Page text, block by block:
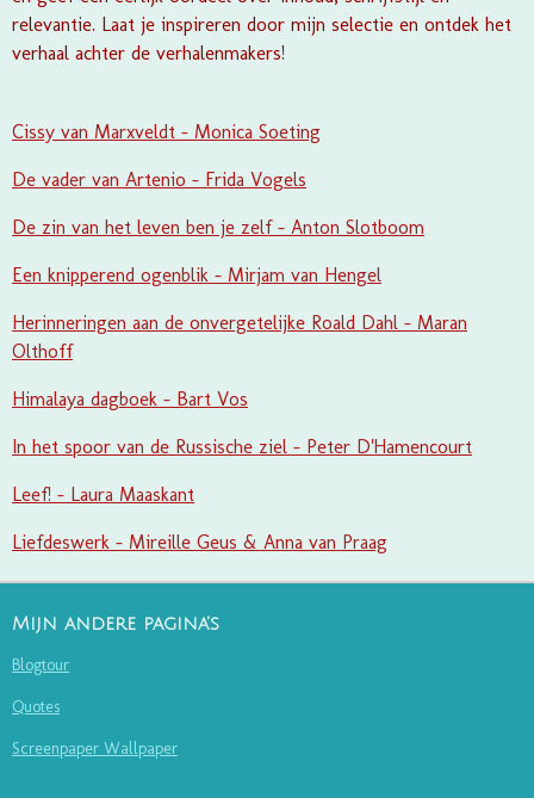
relevantie. Laat je inspireren door mijn selectie en ontdek het
verhaal achter de verhalenmakers!
Cissy van Marxveldt - Monica Soeting
De vader van Artenio - Frida Vogels
De zin van het leven ben je zelf - Anton Slotboom
Een knipperend ogenblik - Mirjam van Hengel
Herinneringen aan de onvergetelijke Roald Dahl - Maran
Olthoff
Himalaya dagboek - Bart Vos
In het spoor van de Russische ziel - Peter D'Hamencourt
Leef! - Laura Maaskant
Liefdeswerk - Mireille Geus & Anna van Praag
Mijn andere pagina's
Blogtour
Quotes
Screenpaper Wallpaper